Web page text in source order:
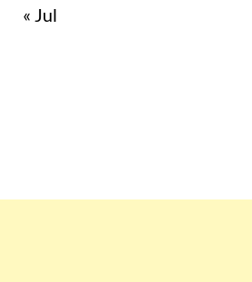
« Jul